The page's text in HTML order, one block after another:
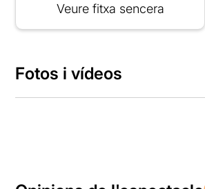
Veure fitxa sencera
Fotos i vídeos